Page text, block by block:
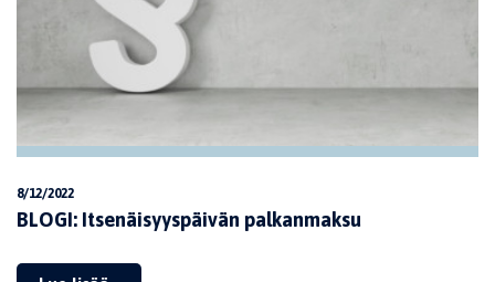
8/12/2022
BLOGI: Itsenäisyyspäivän palkanmaksu